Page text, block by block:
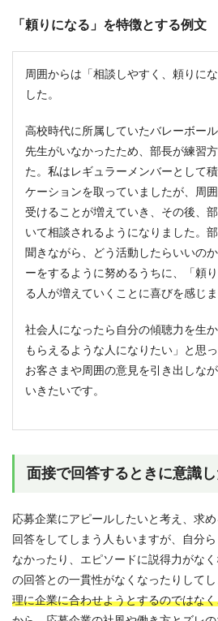
「頼りになる」を特徴とする例文
周囲からは「相談しやすく、頼りに
した。
高校時代に所属していたバレーボー
先生がいなかったため、部長が練習
た。私はレギュラーメンバーとして
ケーションを取っていましたが、周
受けることが増えていき、その後、
いて相談されるようになりました。
聞きながら、どう活動したらいいの
ーをするように努めるうちに、「頼
る人が増えていくことに喜びを感じま
社会人になったら自分の傾聴力を生
もらえるような人になりたい」と思
お客さまや周囲の意見を引き出しな
いきたいです。
面接で回答するときに意識
応募企業にアピールしたいと考え、求
回答をしてしまう人もいますが、自分
なかったり、エピソードに説得力がな
の回答との一貫性がなくなったりしてし
理に企業に合わせようとするのではな